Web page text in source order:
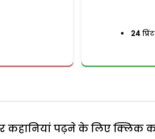
24
कहानियां पढ़ने के लिए क्लिक